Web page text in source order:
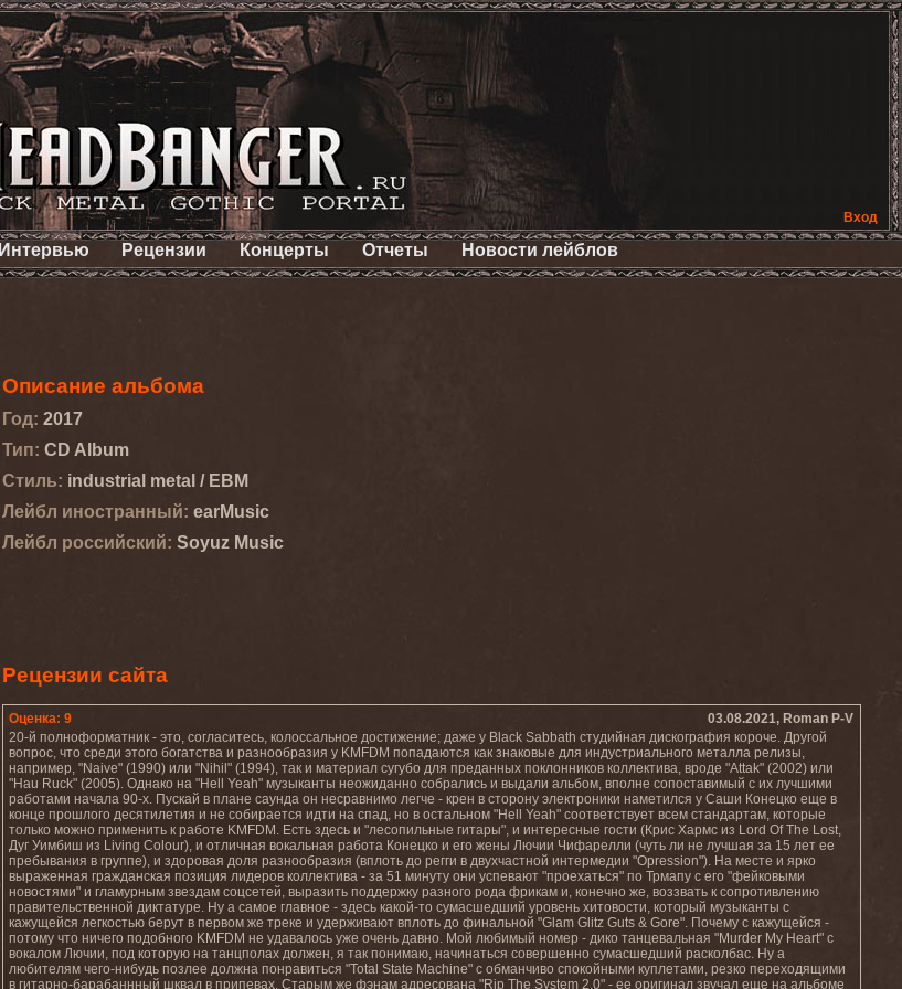
Вход
Интервью Рецензии Концерты Отчеты Новости лейблов
Описание альбома
Год: 2017
Тип: CD Album
Стиль: industrial metal / EBM
Лейбл иностранный: earMusic
Лейбл роcсийский: Soyuz Music
Рецензии сайта
Оценка: 9
03.08.2021, Roman P-V
20-й полноформатник - это, согласитесь, колоссальное достижение; даже у Black Sabbath студийная дискография короче. Другой
вопрос, что среди этого богатства и разнообразия у KMFDM попадаются как знаковые для индустриального металла релизы,
например, "Naive" (1990) или "Nihil" (1994), так и материал сугубо для преданных поклонников коллектива, вроде "Attak" (2002) или
"Hau Ruck" (2005). Однако на "Hell Yeah" музыканты неожиданно собрались и выдали альбом, вполне сопоставимый с их лучшими
работами начала 90-х. Пускай в плане саунда он несравнимо легче - крен в сторону электроники наметился у Саши Конецко еще в
конце прошлого десятилетия и не собирается идти на спад, но в остальном "Hell Yeah" соответствует всем стандартам, которые
только можно применить к работе KMFDM. Есть здесь и "лесопильные гитары", и интересные гости (Крис Хармс из Lord Of The Lost,
Дуг Уимбиш из Living Colour), и отличная вокальная работа Конецко и его жены Лючии Чифарелли (чуть ли не лучшая за 15 лет ее
пребывания в группе), и здоровая доля разнообразия (вплоть до регги в двухчастной интермедии "Opression"). На месте и ярко
выраженная гражданская позиция лидеров коллектива - за 51 минуту они успевают "проехаться" по Трмапу с его "фейковыми
новостями" и гламурным звездам соцсетей, выразить поддержку разного рода фрикам и, конечно же, воззвать к сопротивлению
правительственной диктатуре. Ну а самое главное - здесь какой-то сумасшедший уровень хитовости, который музыканты с
кажущейся легкостью берут в первом же треке и удерживают вплоть до финальной "Glam Glitz Guts & Gore". Почему с кажущейся -
потому что ничего подобного KMFDM не удавалось уже очень давно. Мой любимый номер - дико танцевальная "Murder My Heart" с
вокалом Лючии, под которую на танцполах должен, я так понимаю, начинаться совершенно сумасшедший расколбас. Ну а
любителям чего-нибудь позлее должна понравиться "Total State Machine" с обманчиво спокойными куплетами, резко переходящими
в гитарно-барабаннный шквал в припевах. Старым же фэнам адресована "Rip The System 2.0" - ее оригинал звучал еще на альбоме